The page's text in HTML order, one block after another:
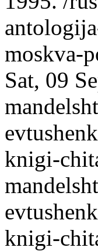
moskva-
Sat, 09
knigi-
knigi-